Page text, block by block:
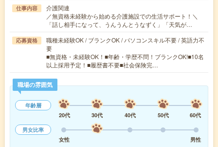
仕事内容
介護関連
／無資格未経験から始める介護施設での生活サポート！＼
「話し相手になって、うんうんとうなずく」「天気が…
応募資格
職種未経験OK / ブランクOK / パソコンスキル不要 / 英語力不
要
■無資格・未経験OK！■年齢・学歴不問！ブランクOK!■10名
以上採用予定！■履歴書不要■社会保険完…
職場の雰囲気
年齢層
20代
30代 40代 50代
60代
男女比率
女性
男性